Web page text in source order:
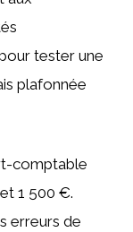
tester une
plafonnée
comptable
1 500 €.
erreurs de